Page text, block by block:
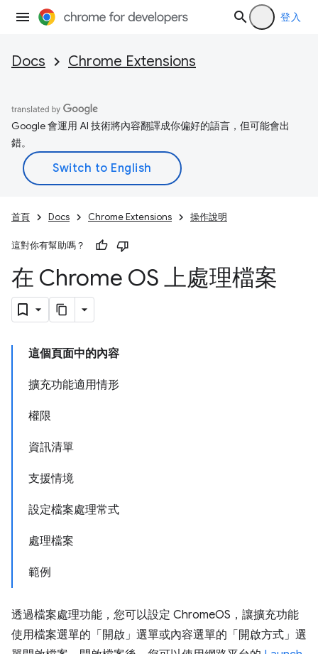
登入
Docs Chrome Extensions
Google 會運用 AI 技術將內容翻譯成你偏好的語言，但可能會出
錯。
首頁 Docs Chrome Extensions 操作說明
這對你有幫助嗎？
在 Chrome OS 上處理檔案
這個頁面中的內容
擴充功能適用情形
權限
資訊清單
支援情境
設定檔案處理常式
處理檔案
範例
透過檔案處理功能，您可以設定 ChromeOS，讓擴充功能
使用檔案選單的「開啟」選單或內容選單的「開啟方式」選